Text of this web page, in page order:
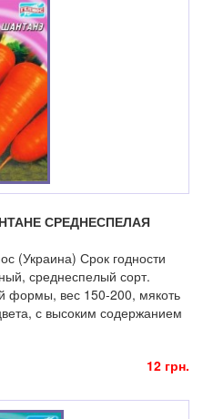
СРЕДНЕСПЕЛАЯ
(Украина) Срок годности
среднеспелый сорт.
формы, вес 150-200, мякоть
с высоким содержанием
12 грн.